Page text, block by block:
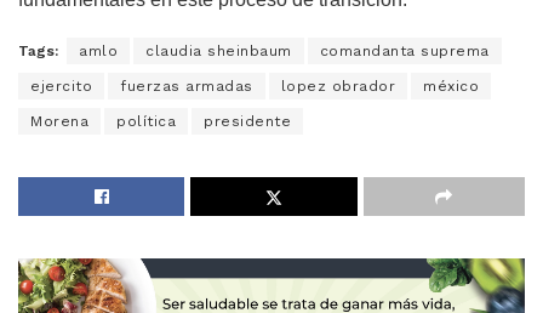
Tags: amlo claudia sheinbaum comandanta suprema
ejercito fuerzas armadas lopez obrador méxico
Morena política presidente